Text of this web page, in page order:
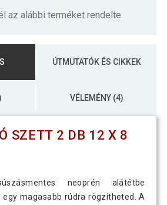
az alábbi terméket rendelte
ÚTMUTATÓK ÉS CIKKEK
VÉLEMÉNY (4)
SZETT 2 DB 12 X 8
neoprén alátétbe
egy magasabb rúdra rögzítheted. A